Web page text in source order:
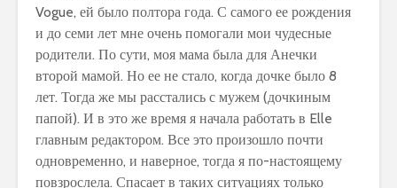
Vogue, ей было полтора года. С самого ее рождения
и до семи лет мне очень помогали мои чудесные
родители. По сути, моя мама была для Анечки
второй мамой. Но ее не стало, когда дочке было 8
лет. Тогда же мы расстались с мужем (дочкиным
папой). И в это же время я начала работать в Elle
главным редактором. Все это произошло почти
одновременно, и наверное, тогда я по-настоящему
повзрослела. Спасает в таких ситуациях только